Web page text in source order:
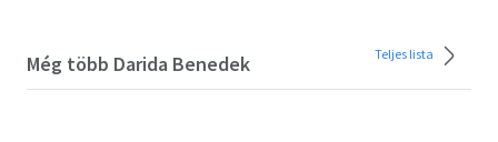
Még több Darida Benedek Teljes lista